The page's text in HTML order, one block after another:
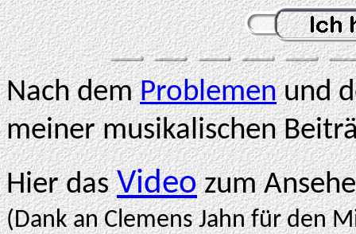
Nach demProblemenund
meiner musikalischen
Hier das Videozum
(Dank an Clemens Jahn für den